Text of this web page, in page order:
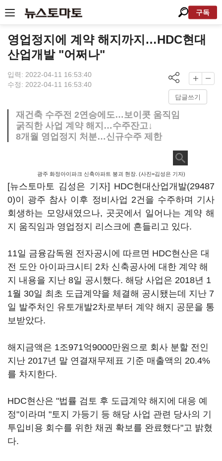
구독
영업정지에 계약 해지까지…HDC현대
산업개발 "어쩌나"
입력: 2022-04-11 16:53:40
수정: 2022-04-11 16:53:40
답글쓰기
재건축 수주전 2연승에도…보이콧 움직임
굵직한 사업 계약 해지…수주잔고↓
8개월 영업정지 처분…신규수주 제한
광주 화정아이파크 신축아파트 붕괴 현장. (사진=김성은 기자)
[뉴스토마토 김성은 기자] HDC현대산업개발(29487
0)이 광주 참사 이후 정비사업 2건을 수주하며 기사
회생하는 모양새였으나, 곳곳에서 일어나는 계약 해
지 움직임과 영업정지 리스크에 흔들리고 있다.
11일 금융감독원 전자공시에 따르면 HDC현산은 대
전 도안 아이파크시티 2차 신축공사에 대한 계약 해
지 내용을 지난 8일 공시했다. 해당 사업은 2018년 1
1월 30일 최초 도급계약을 체결해 공시됐는데 지난 7
일 발주처인 유토개발2차로부터 계약 해지 공문을 통
보받았다.
해지금액은 1조971억9000만원으로 회사 분할 전인
지난 2017년 말 연결재무제표 기준 매출액의 20.4%
를 차지한다.
HDC현산은 "법률 검토 후 도급계약 해지에 대응 예
정"이라며 "토지 가등기 등 해당 사업 관련 당사의 기
투입비용 회수를 위한 채권 확보를 완료했다"고 밝혔
다.